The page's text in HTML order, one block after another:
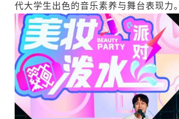
代大学生出色的音乐素养与舞台表现力。